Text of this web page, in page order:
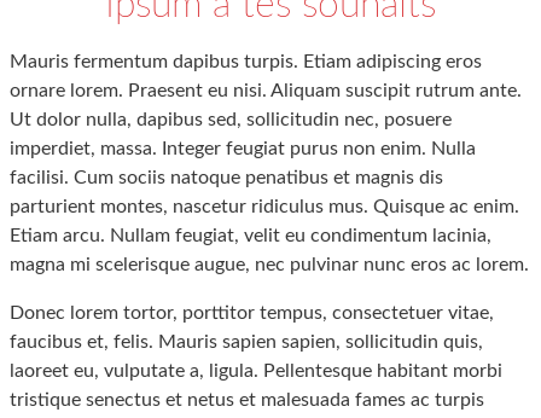
Mauris fermentum dapibus turpis. Etiam adipiscing eros
ornare lorem. Praesent eu nisi. Aliquam suscipit rutrum ante.
Ut dolor nulla, dapibus sed, sollicitudin nec, posuere
imperdiet, massa. Integer feugiat purus non enim. Nulla
facilisi. Cum sociis natoque penatibus et magnis dis
parturient montes, nascetur ridiculus mus. Quisque ac enim.
Etiam arcu. Nullam feugiat, velit eu condimentum lacinia,
magna mi scelerisque augue, nec pulvinar nunc eros ac lorem.
Donec lorem tortor, porttitor tempus, consectetuer vitae,
faucibus et, felis. Mauris sapien sapien, sollicitudin quis,
laoreet eu, vulputate a, ligula. Pellentesque habitant morbi
tristique senectus et netus et malesuada fames ac turpis